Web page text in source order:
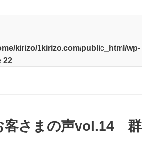
kirizo/1kirizo.com/public_html/wp-
22
さまの声vol.14 群